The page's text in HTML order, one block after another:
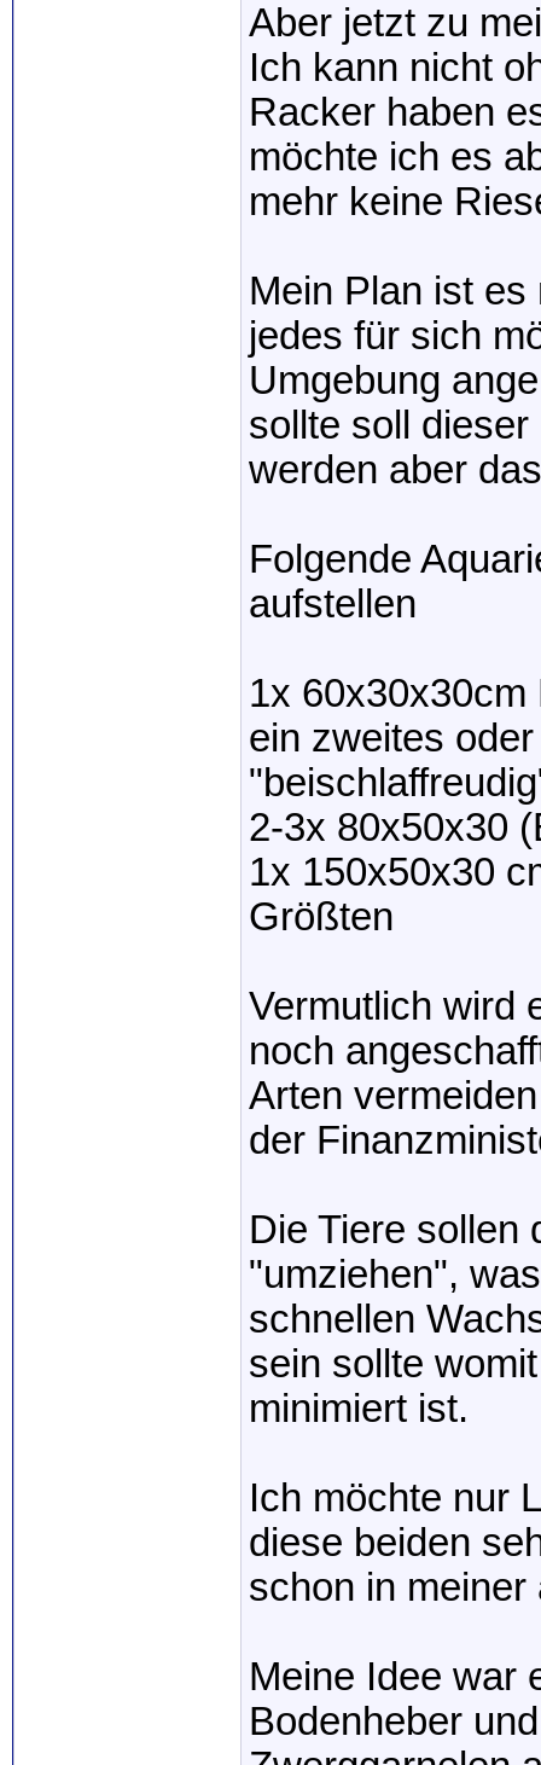
Aber jetzt zu
Ich kann nicht
Racker haben
möchte ich es
mehr keine
Mein Plan ist
jedes für sich
Umgebung
sollte soll
werden aber
Folgende
aufstellen
1x
ein zweites
2-3x 80x50x30
1x 150x50x30
Größten
Vermutlich wird
noch
Arten
der
Die Tiere sollen
"umziehen",
schnellen
sein sollte
minimiert ist.
Ich möchte nur
diese beiden
schon in meiner
Meine Idee war
Bodenheber